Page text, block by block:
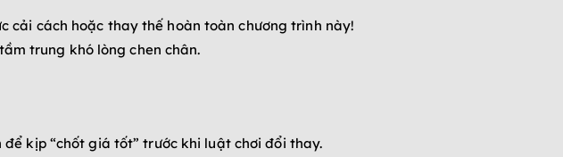
cải cách hoặc thay thế hoàn toàn chương trình này!
trung khó lòng chen chân.
kịp “chốt giá tốt” trước khi luật chơi đổi thay.